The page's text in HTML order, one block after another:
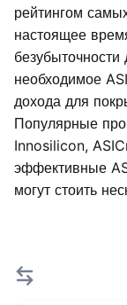
рейтингом
настоящее
необходимое
дохода для
Популярные
Innosilicon,
эффективные
могут стоить